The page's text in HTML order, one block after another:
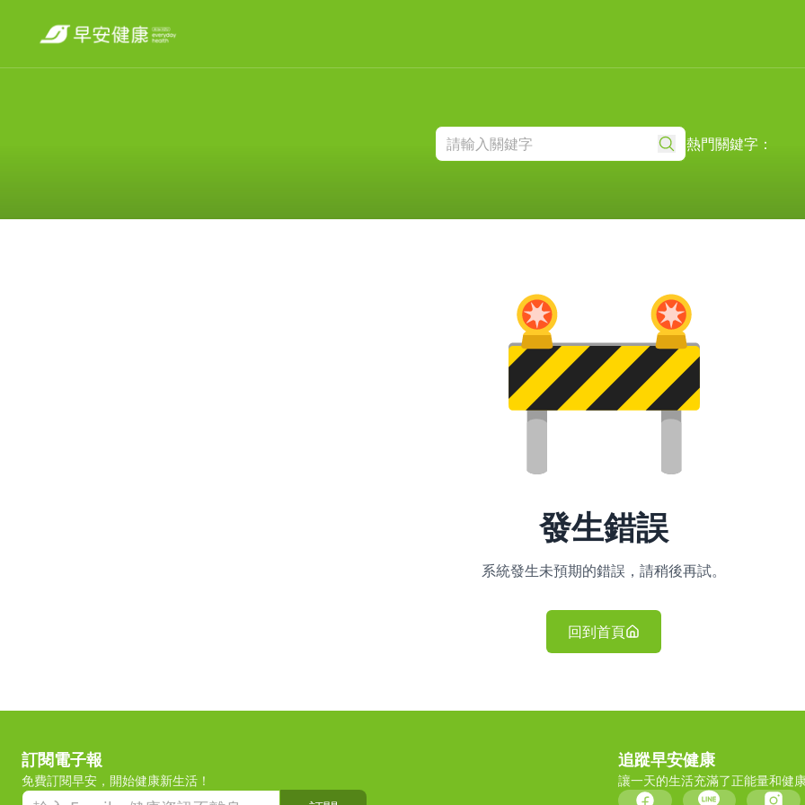
熱門關鍵字：
發生錯誤
系統發生未預期的錯誤，請稍後再試。
回到首頁
訂閱電子報
免費訂閱早安，開始健康新生活！
追蹤早安健康
讓一天的生活充滿了正能量和健